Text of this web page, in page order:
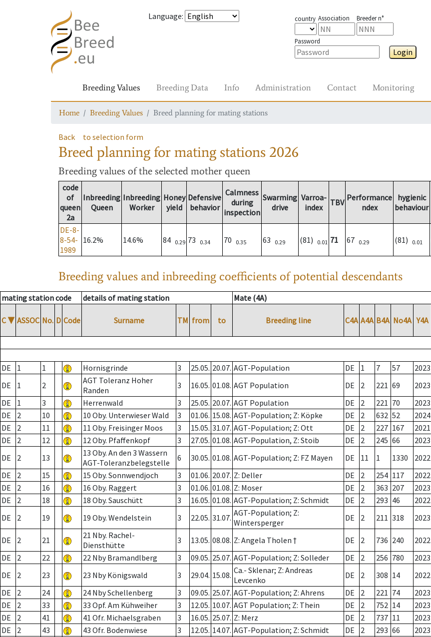
Language: country Association Breeder n°
Password
Login
Breeding Values Breeding Data Info Administration Contact Monitoring
Home Breeding Values Breed planning for mating stations
Back to selection form
Breed planning for mating stations 2026
Breeding values of the selected mother queen
code
of
queen
2a
Inbreeding
Queen
Inbreeding
Worker
Honey
yield
Defensive
behavior
Calmness
during
inspection
Swarming
drive
Varroa-
index
TBV Performance
ndex
hygienic
behaviour
DE-8-
8-54-
1989
16.2% 14.6% 84 0.29 73 0.34 70 0.35 63 0.29 (81) 0.01 71 67 0.29 (81) 0.01
Breeding values and inbreeding coefficients of potential descendants
mating station code details of mating station Mate (4A)
C ▼ ASSOC No. D Code Surname TM from to Breeding line C4A A4A B4A No4A Y4A
DE
1 1 Hornisgrinde 3 25.05. 20.07. AGT-Population DE 1 7 57 2023
DE
1 2
AGT Toleranz Hoher
Randen
3 16.05. 01.08. AGT Population DE 2 221 69 2023
DE
1 3 Herrenwald 3 25.05. 20.07. AGT Population DE 2 221 70 2023
DE
2 10 10 Oby. Unterwieser Wald 3 01.06. 15.08. AGT-Population; Z: Köpke DE 2 632 52 2024
DE
2 11 11 Oby. Freisinger Moos 3 15.05. 31.07. AGT-Population; Z: Ott DE 2 227 167 2021
DE
2 12 12 Oby. Pfaffenkopf 3 27.05. 01.08. AGT-Population, Z: Stoib DE 2 245 66 2023
DE
2 13
13 Oby. An den 3 Wassern
AGT-Toleranzbelegstelle
6 30.05. 01.08. AGT-Population; Z: FZ Mayen DE 11 1 1330 2022
DE
2 15 15 Oby. Sonnwendjoch 3 01.06. 20.07. Z: Deller DE 2 254 117 2022
DE
2 16 16 Oby. Raggert 3 01.06. 01.08. Z: Moser DE 2 363 207 2023
DE
2 18 18 Oby. Sauschütt 3 16.05. 01.08. AGT-Population; Z: Schmidt DE 2 293 46 2022
DE
2 19 19 Oby. Wendelstein 3 22.05. 31.07. AGT-Population; Z:
Wintersperger
DE 2 211 318 2023
DE 2 21
21 Nby. Rachel-
Diensthütte
3 13.05. 08.08. Z: Angela Tholen † DE 2 736 240 2022
DE
2 22 22 Nby Bramandlberg 3 09.05. 25.07. AGT-Population; Z: Solleder DE 2 256 780 2023
DE
2 23 23 Nby Königswald 3 29.04. 15.08. Ca.- Sklenar; Z: Andreas
Levcenko
DE 2 308 14 2022
DE
2 24 24 Nby Schellenberg 3 09.05. 25.07. AGT-Population; Z: Ahrens DE 2 221 74 2023
DE
2 33 33 Opf. Am Kühweiher 3 12.05. 10.07. AGT Population; Z: Thein DE 2 752 14 2023
DE
2 41 41 Ofr. Michaelsgraben 3 16.05. 25.07. Z: Merz DE 2 737 11 2023
DE
2 43 43 Ofr. Bodenwiese 3 12.05. 14.07. AGT-Population; Z: Schmidt DE 2 293 66 2023